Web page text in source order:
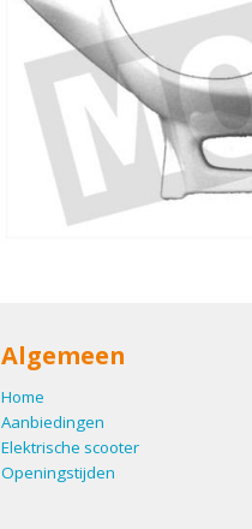
Algemeen
Home
Aanbiedingen
Elektrische scooter
Openingstijden